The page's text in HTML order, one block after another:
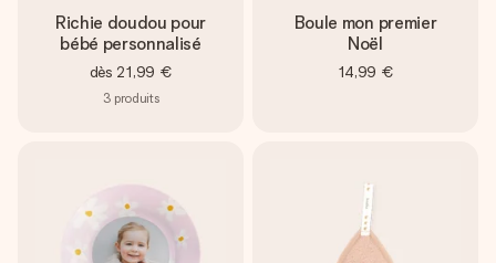
Richie doudou pour
bébé personnalisé
dès 21,99 €
3 produits
Boule mon premier
Noël
14,99 €